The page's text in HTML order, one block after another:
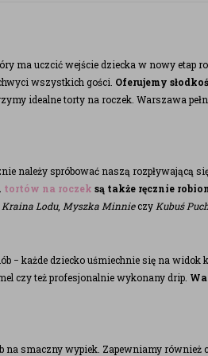
ma uczcić wejście dziecka w nowy etap
wszystkich gości. Oferujemy
idealne torty na roczek. Warszawa
należy spróbować naszą rozpływającą
tortów na roczek są także ręcznie
Kraina Lodu, Myszka Minnieczy Kubuś
− każde dziecko uśmiechnie się na widok
czy też profesjonalnie wykonany drip.
smaczny wypiek. Zapewniamy również